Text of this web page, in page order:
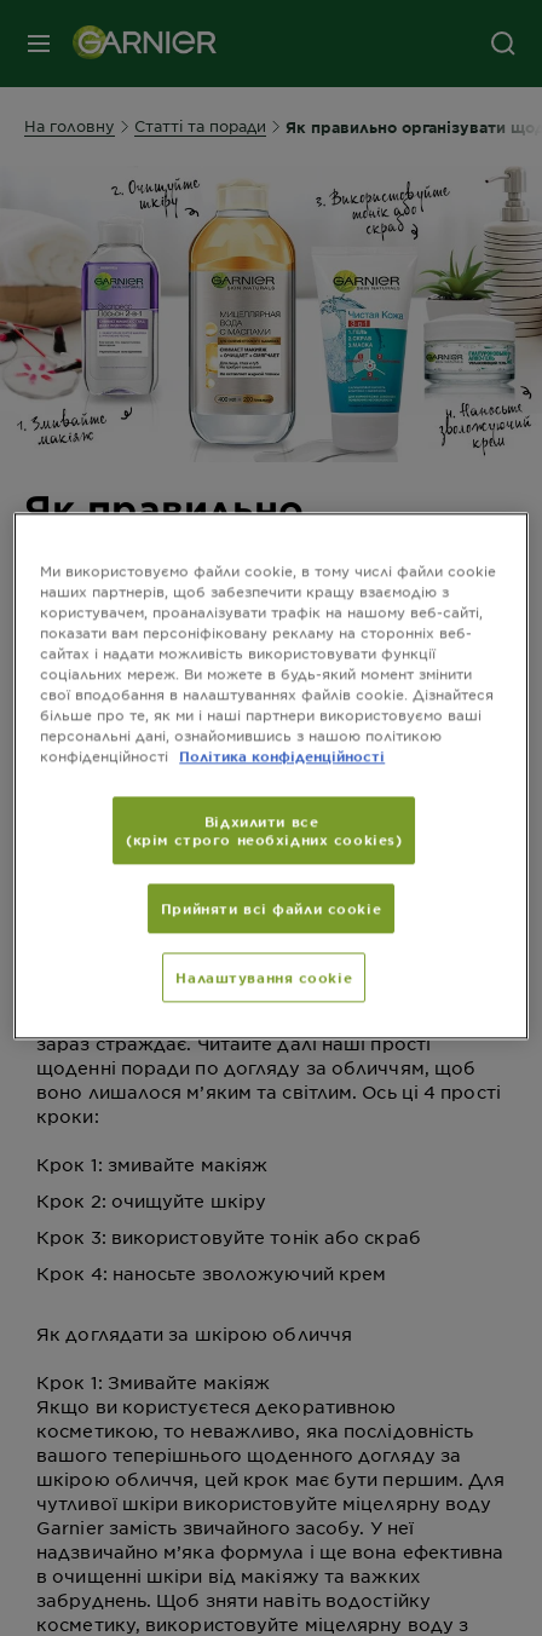
МЕНЮ
На головну Статті та поради Як правильно організувати
Як правильно
догляд за шкірою: 4
кроки до здоровішої
шкіри
Останнє оновлення грудня 17, 2024
за шкірою, але не знаєте, з чого почати? Доглятуне
обличчя – це не тільки використання необхідних
продуктів. Читайте про всі кроки по догляду за
шкірою і про їхню правильну послідовність.
Як правильно доглядати за шкірою обличчя?
Прекрасне питання, але якщо ви не знаєте на
зараз страждає. Читайте далі наші прості
щоденні поради по догляду за обличчям, щоб
воно лишалося м’яким та світлим. Ось ці 4 прості
кроки:
Крок 1: змивайте макіяж
Крок 2: очищуйте шкіру
Крок 3: використовуйте тонік або скраб
Крок 4: наносьте зволожуючий крем
Як доглядати за шкірою обличчя
Крок 1: Змивайте макіяж
Якщо ви користуєтеся декоративною
косметикою, то неважливо, яка послідовність
вашого теперішнього щоденного догляду за
шкірою обличчя, цей крок має бути першим. Для
чутливої шкіри використовуйте міцелярну воду
Garnier замість звичайного засобу. У неї
надзвичайно м’яка формула і ще вона ефективна
в очищенні шкіри від макіяжу та важких
забруднень. Щоб зняти навіть водостійку
косметику, використовуйте міцелярну воду з
Ми використовуємо файли cookie, в тому числі файли cookie
наших партнерів, щоб забезпечити кращу взаємодію з
користувачем, проаналізувати трафік на нашому веб-сайті,
показати вам персоніфіковану рекламу на сторонніх веб-
сайтах і надати можливість використовувати функції
соціальних мереж. Ви можете в будь-який момент змінити
свої вподобання в налаштуваннях файлів cookie. Дізнайтеся
більше про те, як ми і наші партнери використовуємо ваші
персональні дані, ознайомившись з нашою політикою
конфіденційності
Політика конфіденційності
Відхилити все
(крім строго необхідних cookies)
Прийняти всі файли сookie
Налаштування cookie